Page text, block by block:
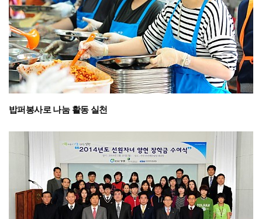
밥퍼봉사로 나눔 활동 실천